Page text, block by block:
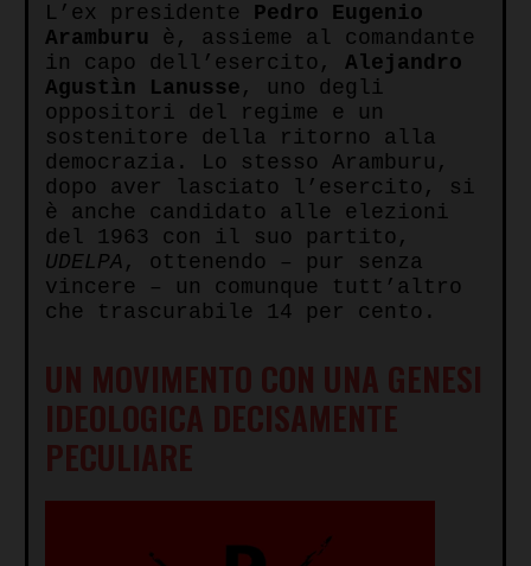
L’ex presidente Pedro Eugenio
Aramburu è, assieme al comandante
in capo dell’esercito, Alejandro
Agustìn Lanusse , uno degli
oppositori del regime e un
sostenitore della ritorno alla
democrazia. Lo stesso Aramburu,
dopo aver lasciato l’esercito, si
è anche candidato alle elezioni
del 1963 con il suo partito,
UDELPA , ottenendo – pur senza
vincere – un comunque tutt’altro
che trascurabile 14 per cento.
UN MOVIMENTO CON UNA GENESI
IDEOLOGICA DECISAMENTE
PECULIARE